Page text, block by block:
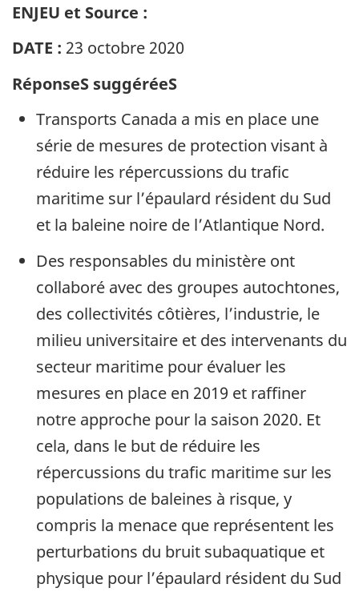
ENJEU et Source :
DATE : 23 octobre 2020
RéponseS suggéréeS
Transports Canada a mis en place une
série de mesures de protection visant à
réduire les répercussions du trafic
maritime sur l’épaulard résident du Sud
et la baleine noire de l’Atlantique Nord.
Des responsables du ministère ont
collaboré avec des groupes autochtones,
des collectivités côtières, l’industrie, le
milieu universitaire et des intervenants du
secteur maritime pour évaluer les
mesures en place en 2019 et raffiner
notre approche pour la saison 2020. Et
cela, dans le but de réduire les
répercussions du trafic maritime sur les
populations de baleines à risque, y
compris la menace que représentent les
perturbations du bruit subaquatique et
physique pour l’épaulard résident du Sud